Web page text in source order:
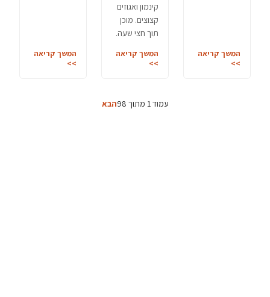
המשך קריאה
>>
קינמון ואגוזים
קצוצים. מוכן
תוך חצי שעה.
המשך קריאה
>>
המשך קריאה
>>
עמוד 1 מתוך 98 הבא